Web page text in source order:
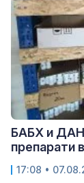
БАБХ и
препарати
17:08 •